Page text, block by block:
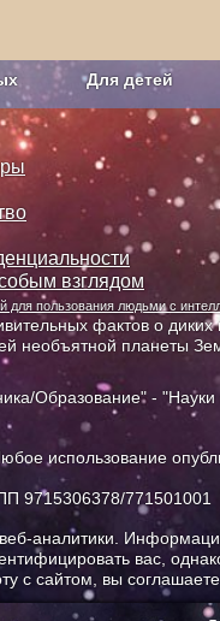
Для детей
взглядом
для пользования людьми с
фактов о
необъятной планеты
Образование" -
использование
9715306378/771501001
аналитики.
вас,
с сайтом, вы